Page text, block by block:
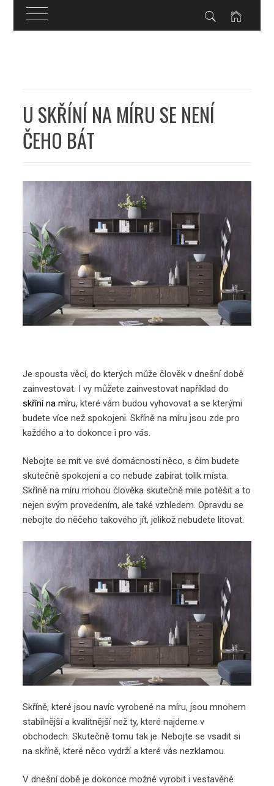
U SKŘÍNÍ NA MÍRU SE NENÍ
ČEHO BÁT
Je spousta věcí, do kterých může člověk v dnešní době
zainvestovat. I vy můžete zainvestovat například do
skříní na míru, které vám budou vyhovovat a se kterými
budete více než spokojeni. Skříně na míru jsou zde pro
každého a to dokonce i pro vás.
Nebojte se mít ve své domácnosti něco, s čím budete
skutečně spokojeni a co nebude zabírat tolik místa.
Skříně na míru mohou člověka skutečně mile potěšit a to
nejen svým provedením, ale také vzhledem. Opravdu se
nebojte do něčeho takového jít, jelikož nebudete litovat.
Skříně, které jsou navíc vyrobené na míru, jsou mnohem
stabilnější a kvalitnější než ty, které najdeme v
obchodech. Skutečně tomu tak je. Nebojte se vsadit si
na skříně, které něco vydrží a které vás nezklamou.
V dnešní době je dokonce možné vyrobit i vestavěné